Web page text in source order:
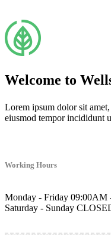
Welcome to
Lorem ipsum dolor sit
eiusmod tempor incididunt
Working Hours
Monday - Friday 09:00AM
Saturday - Sunday